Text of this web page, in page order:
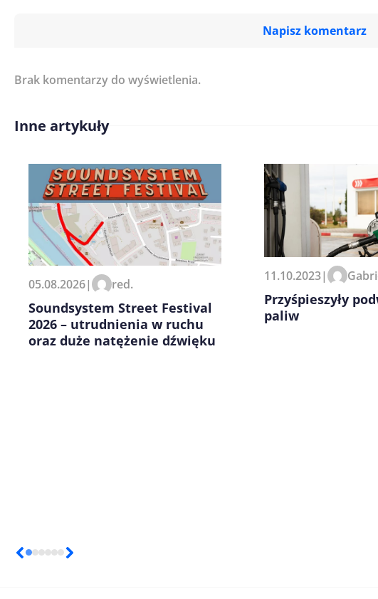
Napisz komentarz
Imię/ Nick*
Zapamiętaj moje dane w tej przeglądarce
kolejnych komentarzy.
Brak komentarzy do wyświetlenia.
Inne artykuły
05.08.2026| red.
Soundsystem Street Festival
2026 – utrudnienia w ruchu
oraz duże natężenie dźwięku
11.10.2023|
Przyśpieszyły
paliw